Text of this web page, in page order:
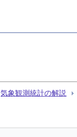
気象観測統計の解説